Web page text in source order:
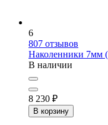
6
807 отзывов
Наколенники 7мм
В наличии
8 230 ₽
В корзину